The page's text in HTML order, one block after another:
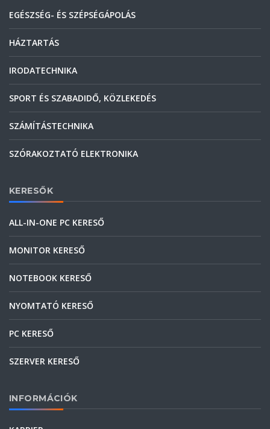
EGÉSZSÉG- ÉS SZÉPSÉGÁPOLÁS
HÁZTARTÁS
IRODATECHNIKA
SPORT ÉS SZABADIDŐ, KÖZLEKEDÉS
SZÁMÍTÁSTECHNIKA
SZÓRAKOZTATÓ ELEKTRONIKA
KERESŐK
ALL-IN-ONE PC KERESŐ
MONITOR KERESŐ
NOTEBOOK KERESŐ
NYOMTATÓ KERESŐ
PC KERESŐ
SZERVER KERESŐ
INFORMÁCIÓK